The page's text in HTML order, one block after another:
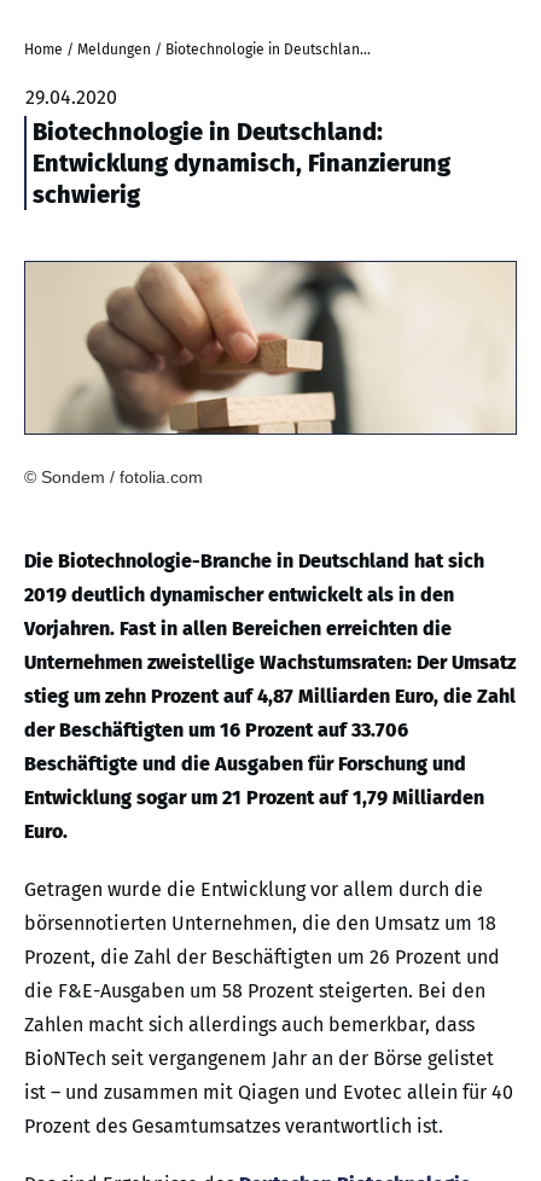
Home / Meldungen / Biotechnologie in Deutschland: Entwicklung dynamisch, Finanzierung schwierig
29.04.2020
Biotechnologie in Deutschland:
Entwicklung dynamisch, Finanzierung
schwierig
© Sondem / fotolia.com
Die Biotechnologie-Branche in Deutschland hat sich
2019 deutlich dynamischer entwickelt als in den
Vorjahren. Fast in allen Bereichen erreichten die
Unternehmen zweistellige Wachstumsraten: Der Umsatz
stieg um zehn Prozent auf 4,87 Milliarden Euro, die Zahl
der Beschäftigten um 16 Prozent auf 33.706
Beschäftigte und die Ausgaben für Forschung und
Entwicklung sogar um 21 Prozent auf 1,79 Milliarden
Euro.
Getragen wurde die Entwicklung vor allem durch die
börsennotierten Unternehmen, die den Umsatz um 18
Prozent, die Zahl der Beschäftigten um 26 Prozent und
die F&E-Ausgaben um 58 Prozent steigerten. Bei den
Zahlen macht sich allerdings auch bemerkbar, dass
BioNTech seit vergangenem Jahr an der Börse gelistet
ist – und zusammen mit Qiagen und Evotec allein für 40
Prozent des Gesamtumsatzes verantwortlich ist.